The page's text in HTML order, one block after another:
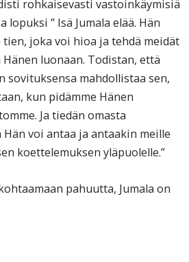
rohkaisevasti vastoinkäymisiä
lopuksi ” Isä Jumala elää. Hän
joka voi hioa ja tehdä meidät
luonaan. Todistan, että
sovituksensa mahdollistaa sen,
kun pidämme Hänen
Ja tiedän omasta
voi antaa ja antaakin meille
koettelemuksen yläpuolelle.”
pahuutta, Jumala on